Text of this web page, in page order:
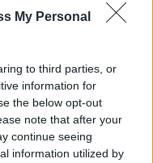
My Personal
to third parties, or
information for
the below opt-out
note that after your
continue seeing
information utilized by